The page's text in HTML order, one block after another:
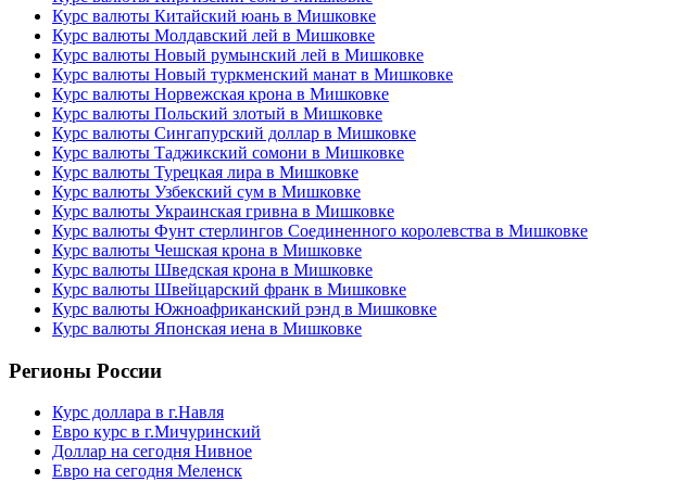
Курс валюты Китайский юань в Мишковке
Курс валюты Молдавский лей в Мишковке
Курс валюты Новый румынский лей в Мишковке
Курс валюты Новый туркменский манат в Мишковке
Курс валюты Норвежская крона в Мишковке
Курс валюты Польский злотый в Мишковке
Курс валюты Сингапурский доллар в Мишковке
Курс валюты Таджикский сомони в Мишковке
Курс валюты Турецкая лира в Мишковке
Курс валюты Узбекский сум в Мишковке
Курс валюты Украинская гривна в Мишковке
Курс валюты Фунт стерлингов Соединенного королевства в Мишковке
Курс валюты Чешская крона в Мишковке
Курс валюты Шведская крона в Мишковке
Курс валюты Швейцарский франк в Мишковке
Курс валюты Южноафриканский рэнд в Мишковке
Курс валюты Японская иена в Мишковке
Регионы России
Курс доллара в г.Навля
Евро курс в г.Мичуринский
Доллар на сегодня Нивное
Евро на сегодня Меленск